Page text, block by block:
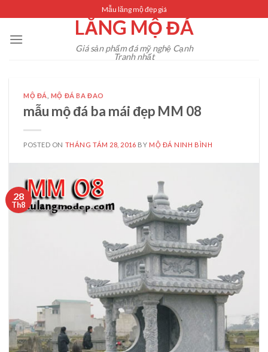
content
Mẫu lăng mộ đẹp giá
LĂNG MỘ ĐÁ
Giá sản phẩm đá mỹ nghệ Cạnh
Tranh nhất
MỘ ĐÁ MỘ ĐÁ BA ĐAO
mẫu mộ đá ba mái đẹp MM 08
POSTED ON THÁNG TÁM 28, 2016 BY MỘ ĐÁ NINH BÌNH
28
Th8